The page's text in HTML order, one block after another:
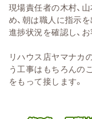
現場責任者の木村、
め、朝は職人に指示
進捗状況を確認し、
リハウス店ヤマナカ
う工事はもちろんの
をもって接します。